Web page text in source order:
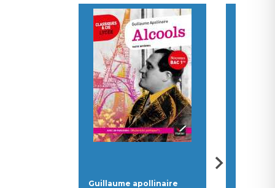
Guillaume apollinaire